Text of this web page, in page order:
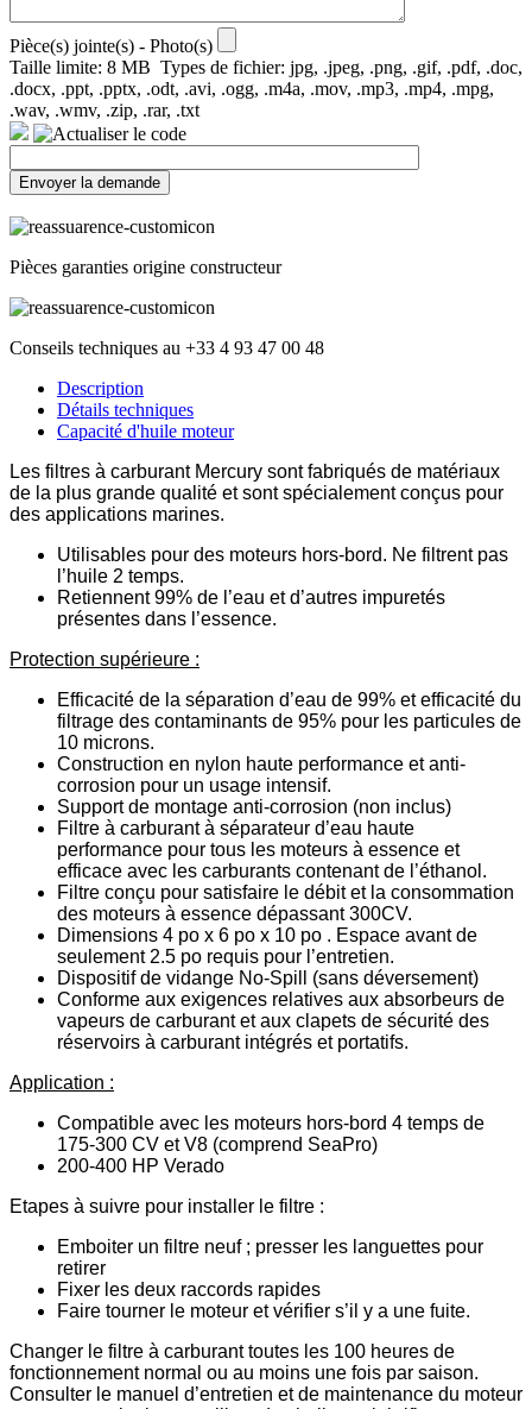
Pièce(s) jointe(s) - Photo(s)
Taille limite: 8 MB Types de fichier: jpg, .jpeg, .png, .gif, .pdf, .doc,
.docx, .ppt, .pptx, .odt, .avi, .ogg, .m4a, .mov, .mp3, .mp4, .mpg,
.wav, .wmv, .zip, .rar, .txt
Pièces garanties origine constructeur
Conseils techniques au +33 4 93 47 00 48
Description
Détails techniques
Capacité d'huile moteur
Les filtres à carburant Mercury sont fabriqués de matériaux
de la plus grande qualité et sont spécialement conçus pour
des applications marines.
Utilisables pour des moteurs hors-bord. Ne filtrent pas
l’huile 2 temps.
Retiennent 99% de l’eau et d’autres impuretés
présentes dans l’essence.
Protection supérieure :
Efficacité de la séparation d’eau de 99% et efficacité du
filtrage des contaminants de 95% pour les particules de
10 microns.
Construction en nylon haute performance et anti-
corrosion pour un usage intensif.
Support de montage anti-corrosion (non inclus)
Filtre à carburant à séparateur d’eau haute
performance pour tous les moteurs à essence et
efficace avec les carburants contenant de l’éthanol.
Filtre conçu pour satisfaire le débit et la consommation
des moteurs à essence dépassant 300CV.
Dimensions 4 po x 6 po x 10 po . Espace avant de
seulement 2.5 po requis pour l’entretien.
Dispositif de vidange No-Spill (sans déversement)
Conforme aux exigences relatives aux absorbeurs de
vapeurs de carburant et aux clapets de sécurité des
réservoirs à carburant intégrés et portatifs.
Application :
Compatible avec les moteurs hors-bord 4 temps de
175-300 CV et V8 (comprend SeaPro)
200-400 HP Verado
Etapes à suivre pour installer le filtre :
Emboiter un filtre neuf ; presser les languettes pour
retirer
Fixer les deux raccords rapides
Faire tourner le moteur et vérifier s’il y a une fuite.
Changer le filtre à carburant toutes les 100 heures de
fonctionnement normal ou au moins une fois par saison.
Consulter le manuel d’entretien et de maintenance du moteur